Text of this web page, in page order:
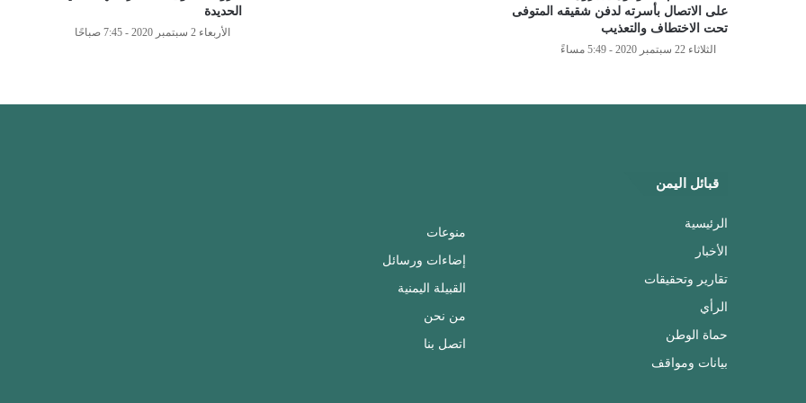
على الاتصال بأسرته لدفن شقيقه المتوفى
تحت الاختطاف والتعذيب
الثلاثاء 22 سبتمبر 2020 - 5:49 مساءً
الحديدة
الأربعاء 2 سبتمبر 2020 - 7:45 صباحًا
قبائل اليمن
الرئيسية
الأخبار
تقارير وتحقيقات
الرأي
حماة الوطن
بيانات ومواقف
منوعات
إضاءات ورسائل
القبيلة اليمنية
من نحن
اتصل بنا